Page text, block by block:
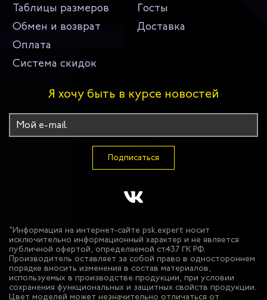
Таблицы размеров
Госты
Обмен и возврат
Доставка
Оплата
Система скидок
Я хочу быть в курсе новостей
Подписаться
"Информация на интернет-сайте psk.expert носит
исключительно информационный характер и не является
публичной офертой, определяемой ст.437 ГК РФ.
Производитель оставляет за собой право в одностороннем
порядке вносить изменения в состав материалов,
используемых в производстве продукции, при условии
сохранения функциональных и защитных свойств продукции.
Цвет моделей может незначительно отличаться от